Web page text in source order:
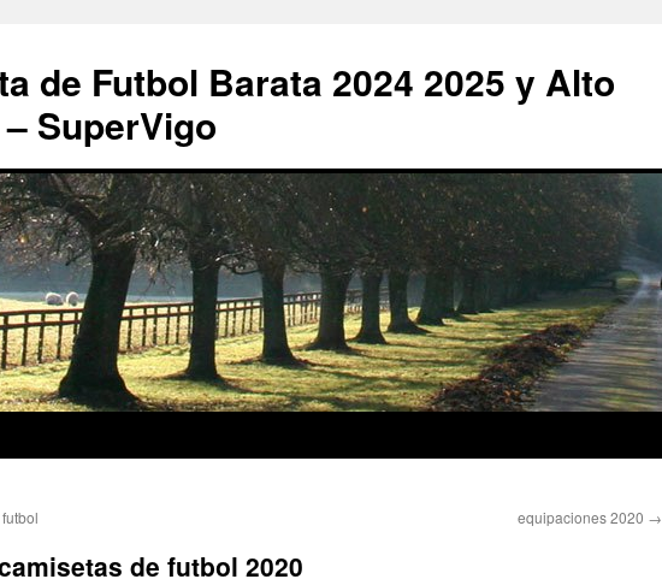
de Futbol Barata 2024 2025 y Alto
SuperVigo
equipaciones 2020 →
de futbol 2020